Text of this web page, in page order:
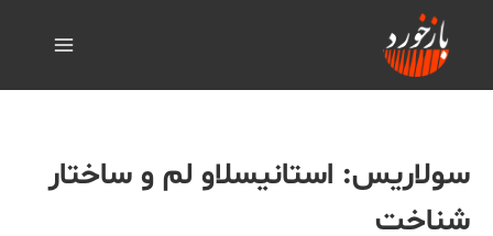
سولاریس: استانیسلاو لم و ساختار
شناخت